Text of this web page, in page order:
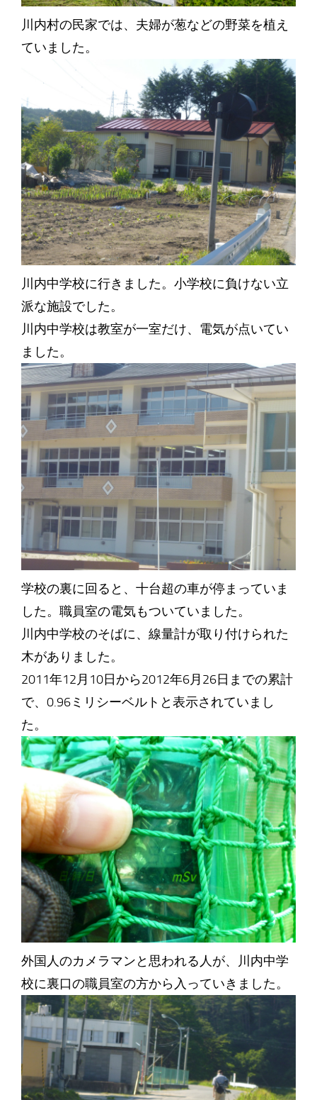
川内村の民家では、夫婦が葱などの野菜を植え
ていました。
川内中学校に行きました。小学校に負けない立
派な施設でした。
川内中学校は教室が一室だけ、電気が点いてい
ました。
学校の裏に回ると、十台超の車が停まっていま
した。職員室の電気もついていました。
川内中学校のそばに、線量計が取り付けられた
木がありました。
2011年12月10日から2012年6月26日までの累計
で、0.96ミリシーベルトと表示されていまし
た。
外国人のカメラマンと思われる人が、川内中学
校に裏口の職員室の方から入っていきました。